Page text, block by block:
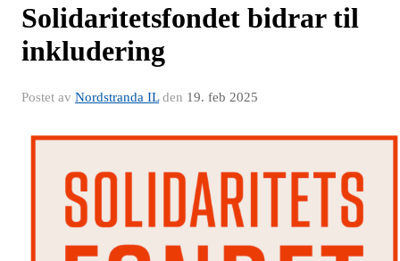
Solidaritetsfondet bidrar til
inkludering
Postet av Nordstranda ILden 19. feb 2025